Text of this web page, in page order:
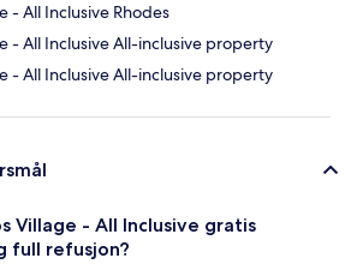
- All Inclusive Rhodes
- All Inclusive All-inclusive property
- All Inclusive All-inclusive property
Village - All Inclusive gratis
full refusjon?